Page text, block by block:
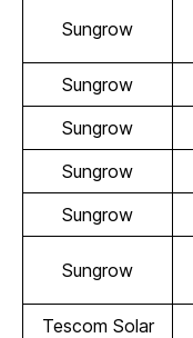
Sungrow
Sungrow
Sungrow
Sungrow
Sungrow
Sungrow
Tescom Solar